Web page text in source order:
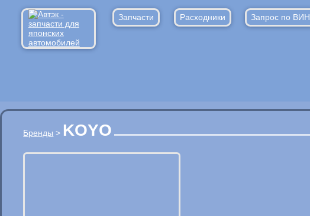
Запчасти Расходники Запрос по ВИН
Бренды > KOYO